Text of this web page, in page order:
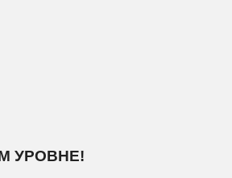
УРОВНЕ!